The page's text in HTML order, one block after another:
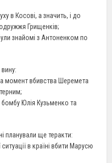
в Косові, а значить, і до
Грищенків;
знайомі з Антоненком по
момент вбивства Шеремета
Юлія Кузьменко та
планували ще теракти:
в країні вбити Марусю